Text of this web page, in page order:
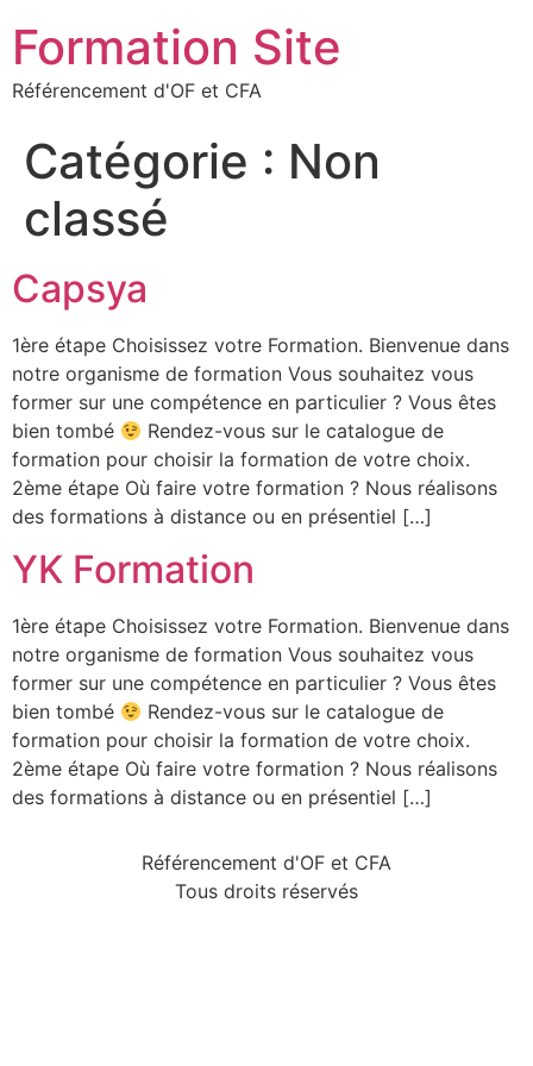
Formation Site
Référencement d'OF et CFA
Catégorie : Non
classé
Capsya
1ère étape Choisissez votre Formation. Bienvenue dans
notre organisme de formation Vous souhaitez vous
former sur une compétence en particulier ? Vous êtes
bien tombé
Rendez-vous sur le catalogue de
formation pour choisir la formation de votre choix.
2ème étape Où faire votre formation ? Nous réalisons
des formations à distance ou en présentiel […]
YK Formation
1ère étape Choisissez votre Formation. Bienvenue dans
notre organisme de formation Vous souhaitez vous
former sur une compétence en particulier ? Vous êtes
bien tombé
Rendez-vous sur le catalogue de
formation pour choisir la formation de votre choix.
2ème étape Où faire votre formation ? Nous réalisons
des formations à distance ou en présentiel […]
Référencement d'OF et CFA
Tous droits réservés